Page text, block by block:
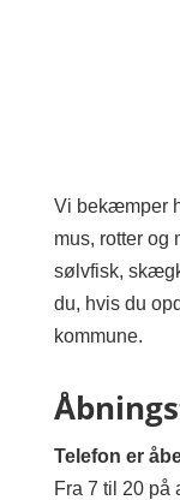
Vi bekæmper
mus, rotter og
sølvfisk,
du, hvis du
kommune.
Telefon er
Fra 7 til 20 på